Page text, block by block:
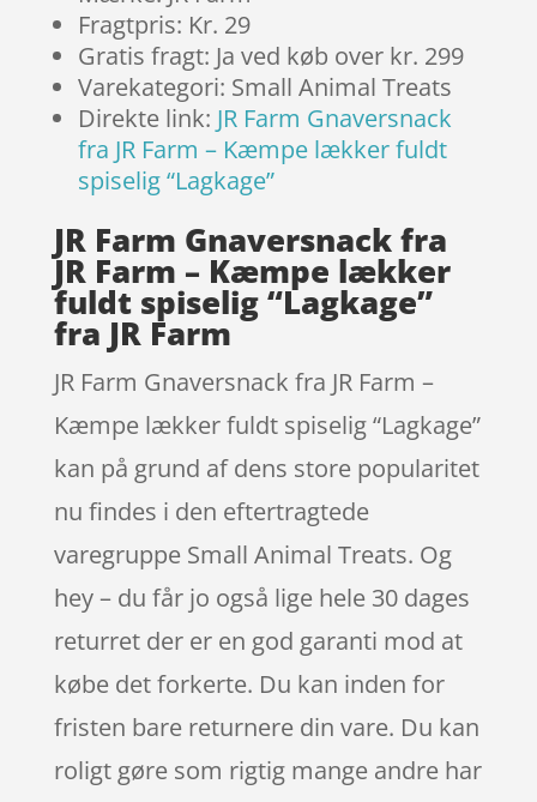
Fragtpris: Kr. 29
Gratis fragt: Ja ved køb over kr. 299
Varekategori: Small Animal Treats
Direkte link: JR Farm Gnaversnack
fra JR Farm – Kæmpe lækker fuldt
spiselig “Lagkage”
JR Farm Gnaversnack fra
JR Farm – Kæmpe lækker
fuldt spiselig “Lagkage”
fra JR Farm
JR Farm Gnaversnack fra JR Farm –
Kæmpe lækker fuldt spiselig “Lagkage”
kan på grund af dens store popularitet
nu findes i den eftertragtede
varegruppe Small Animal Treats. Og
hey – du får jo også lige hele 30 dages
returret der er en god garanti mod at
købe det forkerte. Du kan inden for
fristen bare returnere din vare. Du kan
roligt gøre som rigtig mange andre har